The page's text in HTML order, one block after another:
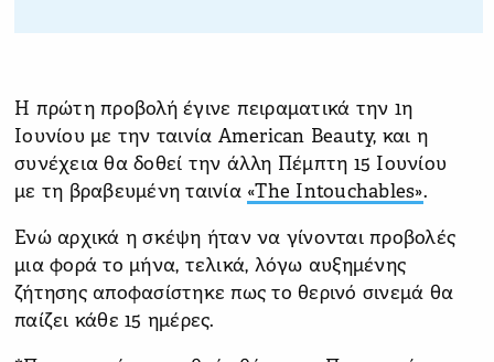
Η πρώτη προβολή έγινε πειραματικά την 1η
Ιουνίου με την ταινία American Beauty, και η
συνέχεια θα δοθεί την άλλη Πέμπτη 15 Ιουνίου
με τη βραβευμένη ταινία «The Intouchables».
Ενώ αρχικά η σκέψη ήταν να γίνονται προβολές
μια φορά το μήνα, τελικά, λόγω αυξημένης
ζήτησης αποφασίστηκε πως το θερινό σινεμά θα
παίζει κάθε 15 ημέρες.